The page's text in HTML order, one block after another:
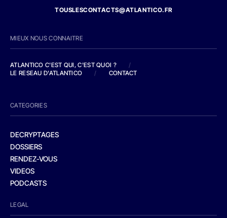
TOUSLESCONTACTS@ATLANTICO.FR
MIEUX NOUS CONNAITRE
ATLANTICO C'EST QUI, C'EST QUOI ?
/
LE RESEAU D'ATLANTICO
/ CONTACT
CATEGORIES
DECRYPTAGES
DOSSIERS
RENDEZ-VOUS
VIDEOS
PODCASTS
LEGAL